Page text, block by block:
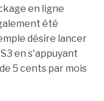
en ligne
été
désire lancer
en s'appuyant
5 cents par mois